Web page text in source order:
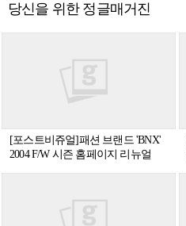
당신을 위한 정글매거진
[포스트비쥬얼]패션 브랜드 'BNX'
2004 F/W 시즌 홈페이지 리뉴얼